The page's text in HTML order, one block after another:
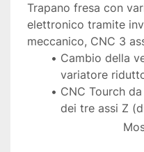
Trapano fresa con
elettronico tramite
meccanico, CNC 3
Cambio della
variatore
CNC Tourch
dei tre assi Z
Accessori standard: